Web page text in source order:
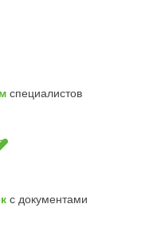
специалистов
с документами